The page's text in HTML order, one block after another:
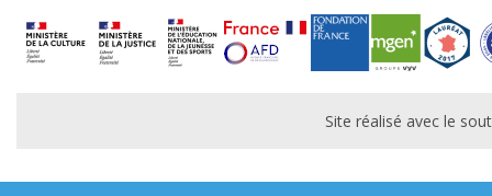
Site réalisé avec le